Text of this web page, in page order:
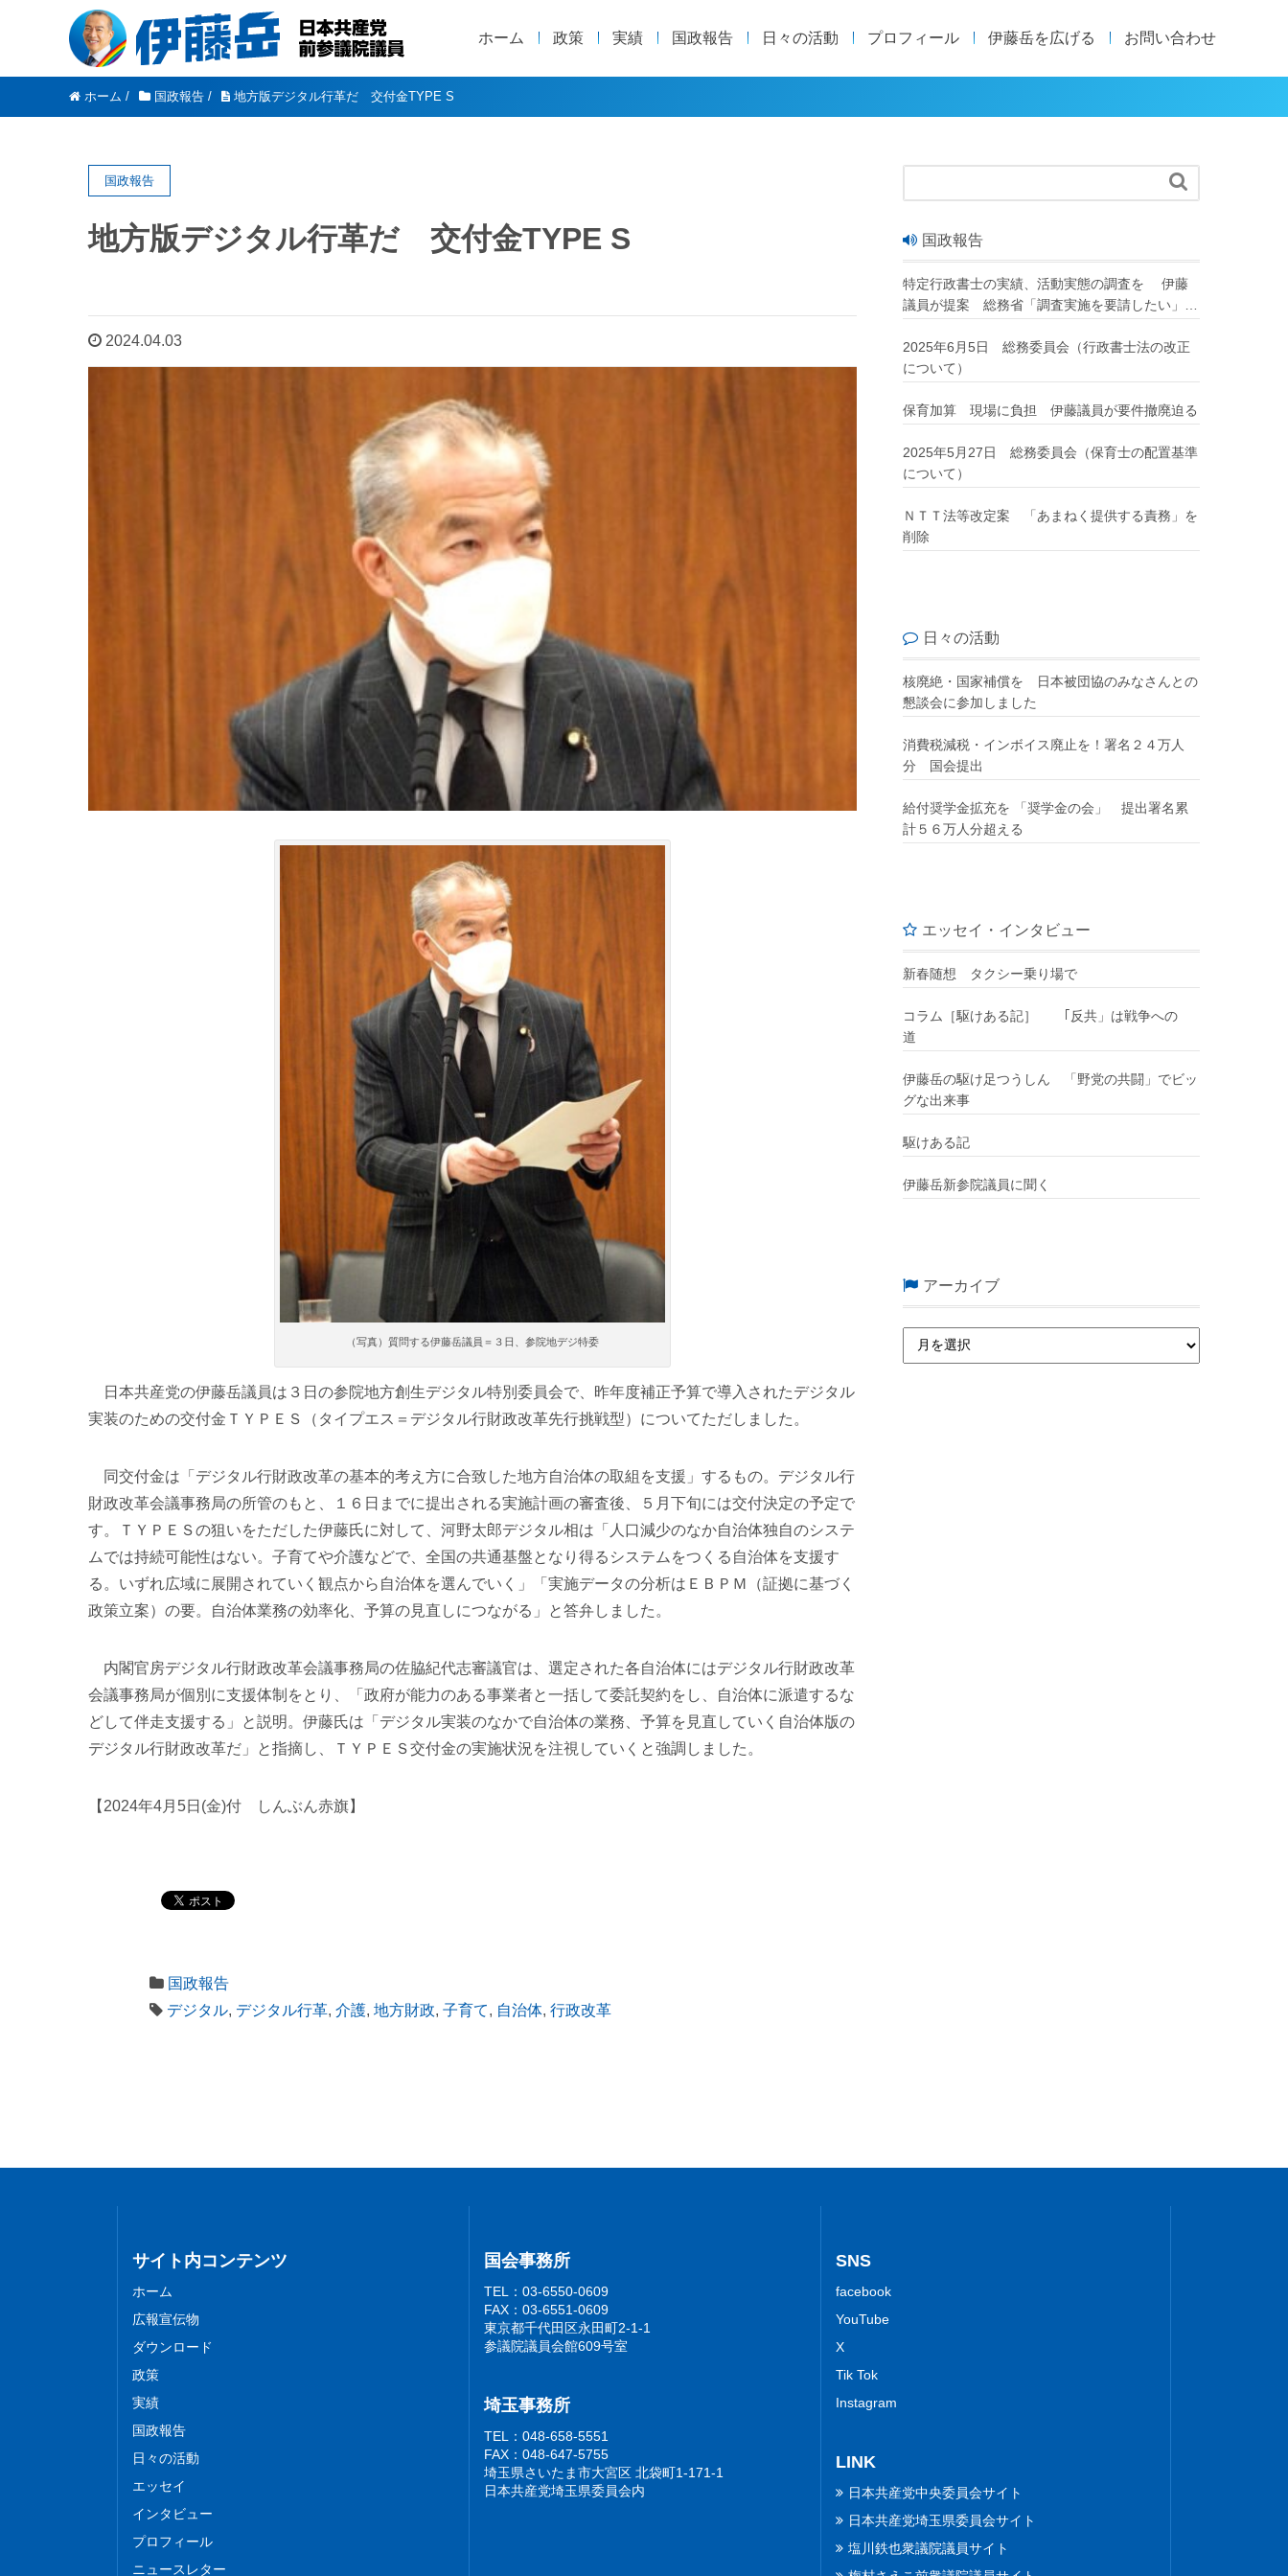
ホーム 政策 実績 国政報告 日々の活動 プロフィール 伊藤岳を広げる お問い合わせ
ホーム / 国政報告 / 地方版デジタル行革だ 交付金TYPE S
国政報告
地方版デジタル行革だ 交付金TYPE S
2024.04.03
（写真）質問する伊藤岳議員＝３日、参院地デジ特委
日本共産党の伊藤岳議員は３日の参院地方創生デジタル特別委員会で、昨年度補正予算で導入されたデジタル
実装のための交付金ＴＹＰＥＳ（タイプエス＝デジタル行財政改革先行挑戦型）についてただしました。
同交付金は「デジタル行財政改革の基本的考え方に合致した地方自治体の取組を支援」するもの。デジタル行
財政改革会議事務局の所管のもと、１６日までに提出される実施計画の審査後、５月下旬には交付決定の予定で
す。ＴＹＰＥＳの狙いをただした伊藤氏に対して、河野太郎デジタル相は「人口減少のなか自治体独自のシステ
ムでは持続可能性はない。子育てや介護などで、全国の共通基盤となり得るシステムをつくる自治体を支援す
る。いずれ広域に展開されていく観点から自治体を選んでいく」「実施データの分析はＥＢＰＭ（証拠に基づく
政策立案）の要。自治体業務の効率化、予算の見直しにつながる」と答弁しました。
内閣官房デジタル行財政改革会議事務局の佐脇紀代志審議官は、選定された各自治体にはデジタル行財政改革
会議事務局が個別に支援体制をとり、「政府が能力のある事業者と一括して委託契約をし、自治体に派遣するな
どして伴走支援する」と説明。伊藤氏は「デジタル実装のなかで自治体の業務、予算を見直していく自治体版の
デジタル行財政改革だ」と指摘し、ＴＹＰＥＳ交付金の実施状況を注視していくと強調しました。
【2024年4月5日(金)付 しんぶん赤旗】
国政報告
デジタル, デジタル行革, 介護, 地方財政, 子育て, 自治体, 行政改革

国政報告
特定行政書士の実績、活動実態の調査を 伊藤
議員が提案 総務省「調査実施を要請したい」
2025年6月5日 総務委員会（行政書士法の改正
について）
保育加算 現場に負担 伊藤議員が要件撤廃迫る
2025年5月27日 総務委員会（保育士の配置基準
について）
ＮＴＴ法等改定案 「あまねく提供する責務」を
削除
日々の活動
核廃絶・国家補償を 日本被団協のみなさんとの
懇談会に参加しました
消費税減税・インボイス廃止を！署名２４万人
分 国会提出
給付奨学金拡充を 「奨学金の会」 提出署名累
計５６万人分超える
エッセイ・インタビュー
新春随想 タクシー乗り場で
コラム［駆けある記］ ｢反共」は戦争への
道
伊藤岳の駆け足つうしん 「野党の共闘」でビッ
グな出来事
駆けある記
伊藤岳新参院議員に聞く
アーカイブ
サイト内コンテンツ
ホーム
広報宣伝物
ダウンロード
政策
実績
国政報告
日々の活動
エッセイ
インタビュー
プロフィール
ニュースレター
国会事務所
TEL：03-6550-0609
FAX：03-6551-0609
東京都千代田区永田町2-1-1
参議院議員会館609号室
埼玉事務所
TEL：048-658-5551
FAX：048-647-5755
埼玉県さいたま市大宮区 北袋町1-171-1
日本共産党埼玉県委員会内
SNS
facebook
YouTube
X
Tik Tok
Instagram
LINK
日本共産党中央委員会サイト
日本共産党埼玉県委員会サイト
塩川鉄也衆議院議員サイト